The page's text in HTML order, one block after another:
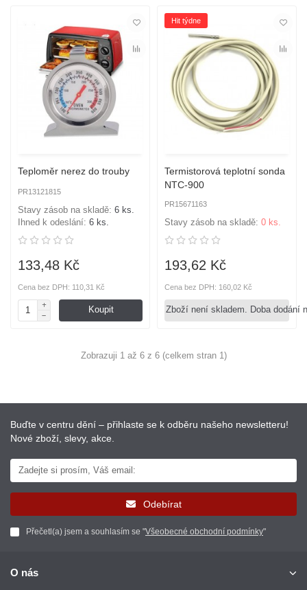
Teploměr nerez do trouby
PR13121815
Stavy zásob na skladě: 6 ks.
Ihned k odeslání: 6 ks.
133,48 Kč
Cena bez DPH: 110,31 Kč
Koupit
Hit týdne
Termistorová teplotní sonda
NTC-900
PR15671163
Stavy zásob na skladě: 0 ks.
193,62 Kč
Cena bez DPH: 160,02 Kč
Zboží není skladem. Doba dodání
Zobrazuji 1 až 6 z 6 (celkem stran 1)
Buďte v centru dění – přihlaste se k odběru našeho newsletteru!
Nové zboží, slevy, akce.
Odebírat
Přečetl(a) jsem a souhlasím se "Všeobecné obchodní podmínky"
O nás